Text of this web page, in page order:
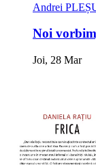
Andrei
Noi
Joi, 28 Mar